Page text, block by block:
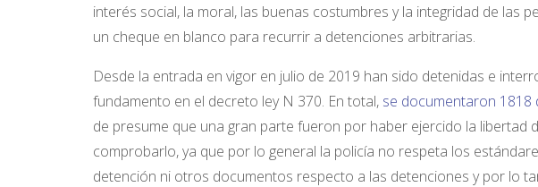
interés social, la moral, las buenas costumbres y la integridad de las
un cheque en blanco para recurrir a detenciones arbitrarias.
Desde la entrada en vigor en julio de 2019 han sido detenidas e
fundamento en el decreto ley N 370. En total, se documentaron 1818
de presume que una gran parte fueron por haber ejercido la libertad
comprobarlo, ya que por lo general la policía no respeta los
detención ni otros documentos respecto a las detenciones y por lo